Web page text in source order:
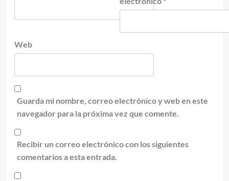
Web
Guarda mi nombre, correo electrónico y web en este
navegador para la próxima vez que comente.
Recibir un correo electrónico con los siguientes
comentarios a esta entrada.